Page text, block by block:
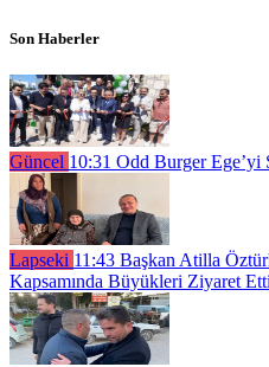
Son Haberler
Güncel 10:31 Odd Burger Ege’yi
Lapseki 11:43 Başkan Atilla
Kapsamında Büyükleri Ziyaret Etti